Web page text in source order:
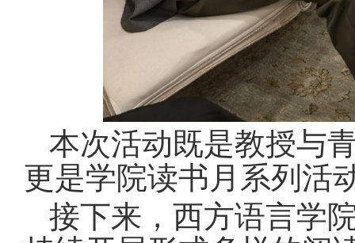
本次活动既是教授与
更是学院读书月系列活
接下来，西方语言学